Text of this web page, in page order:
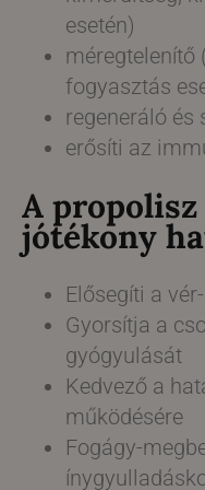
esetén)
méregtelenítő
fogyasztás
regeneráló és
erősíti az
A
jótékony
Elősegíti a
Gyorsítja a
gyógyulását
Kedvező a
működésére
Fogágy-